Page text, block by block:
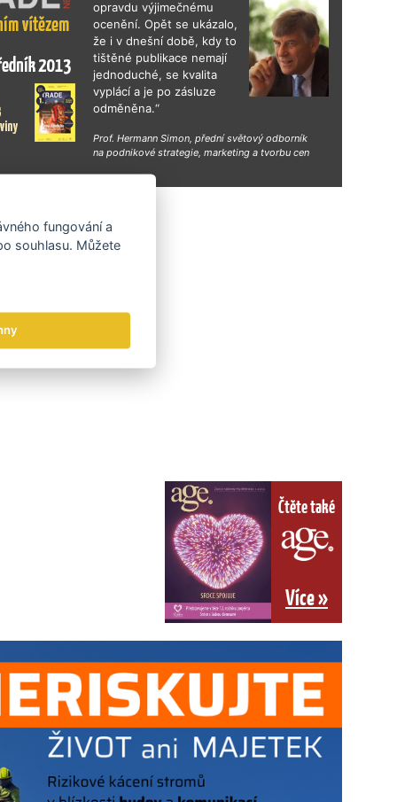
opravdu výjimečnému
ocenění. Opět se ukázalo,
že i v dnešní době, kdy to
tištěné publikace nemají
jednoduché, se kvalita
vyplácí a je po zásluze
odměněna.“
Prof. Hermann Simon, přední světový odborník
na podnikové strategie, marketing a tvorbu cen
Čtěte také
Více »
fungování a
souhlasu. Můžete